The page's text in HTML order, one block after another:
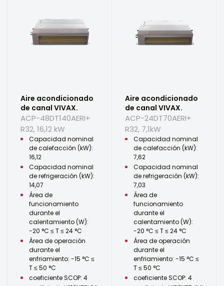
Aire acondicionado
de canal VIVAX.
ACP-48DT140AERI+
R32, 16,12 kW
Capacidad nominal
de calefacción (kW):
16,12
Capacidad nominal
de refrigeración (kW):
14,07
Área de
funcionamiento
durante el
calentamiento (W):
-20 °C ≤ T ≤ 24 °C
Área de operación
durante el
enfriamiento: -15 °C ≤
T ≤ 50 °C
coeficiente SCOP: 4
Aire acondicionado
de canal VIVAX.
ACP-24DT70AERI+
R32, 7,1kW
Capacidad nominal
de calefacción (kW):
7,62
Capacidad nominal
de refrigeración (kW):
7,03
Área de
funcionamiento
durante el
calentamiento (W):
-20 °C ≤ T ≤ 24 °C
Área de operación
durante el
enfriamiento: -15 °C ≤
T ≤ 50 °C
coeficiente SCOP: 4